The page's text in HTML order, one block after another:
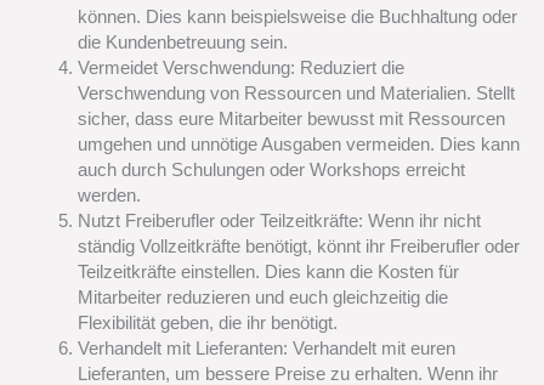
können. Dies kann beispielsweise die Buchhaltung oder
die Kundenbetreuung sein.
Vermeidet Verschwendung: Reduziert die
Verschwendung von Ressourcen und Materialien. Stellt
sicher, dass eure Mitarbeiter bewusst mit Ressourcen
umgehen und unnötige Ausgaben vermeiden. Dies kann
auch durch Schulungen oder Workshops erreicht
werden.
Nutzt Freiberufler oder Teilzeitkräfte: Wenn ihr nicht
ständig Vollzeitkräfte benötigt, könnt ihr Freiberufler oder
Teilzeitkräfte einstellen. Dies kann die Kosten für
Mitarbeiter reduzieren und euch gleichzeitig die
Flexibilität geben, die ihr benötigt.
Verhandelt mit Lieferanten: Verhandelt mit euren
Lieferanten, um bessere Preise zu erhalten. Wenn ihr